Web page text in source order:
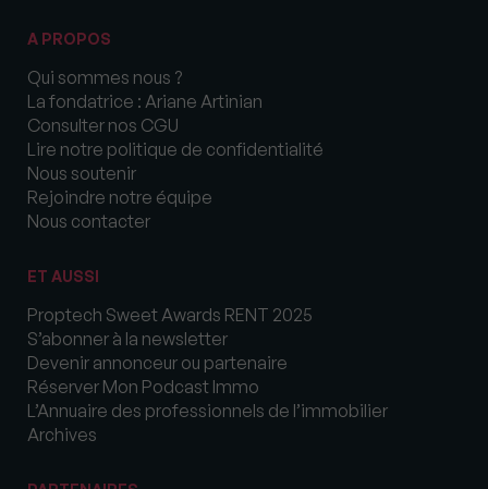
A PROPOS
Qui sommes nous ?
La fondatrice : Ariane Artinian
Consulter nos CGU
Lire notre politique de confidentialité
Nous soutenir
Rejoindre notre équipe
Nous contacter
ET AUSSI
Proptech Sweet Awards RENT 2025
S’abonner à la newsletter
Devenir annonceur ou partenaire
Réserver Mon Podcast Immo
L’Annuaire des professionnels de l’immobilier
Archives